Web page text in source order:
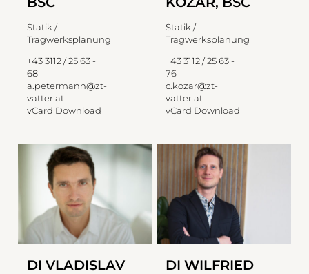
Statik /
Tragwerksplanung
+43 3112 / 25 63 -
68
a.petermann@zt-
vatter.at
vCard Download
Statik /
Tragwerksplanung
+43 3112 / 25 63 -
76
c.kozar@zt-
vatter.at
vCard Download
DI VLADISLAV
DI WILFRIED